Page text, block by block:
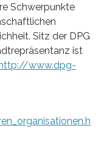
Schwerpunkte
Sitz der DPG
ist
www.dpg-